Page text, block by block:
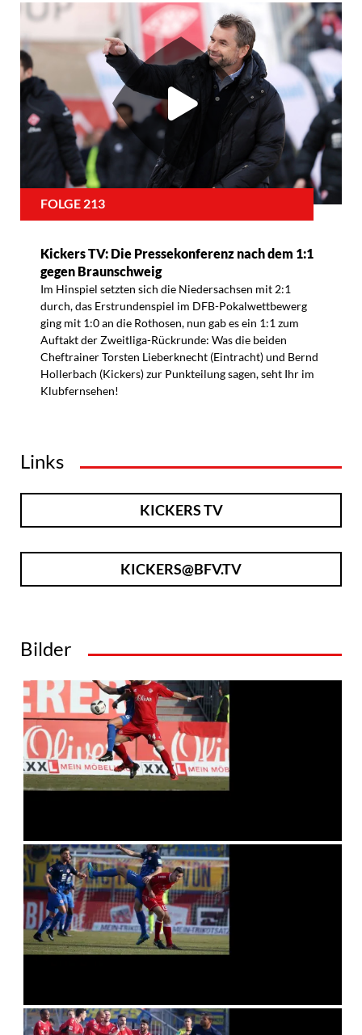
FOLGE 213
Kickers TV: Die Pressekonferenz nach dem 1:1
gegen Braunschweig
Im Hinspiel setzten sich die Niedersachsen mit 2:1
durch, das Erstrundenspiel im DFB-Pokalwettbewerg
ging mit 1:0 an die Rothosen, nun gab es ein 1:1 zum
Auftakt der Zweitliga-Rückrunde: Was die beiden
Cheftrainer Torsten Lieberknecht (Eintracht) und Bernd
Hollerbach (Kickers) zur Punkteilung sagen, seht Ihr im
Klubfernsehen!
Links
KICKERS TV
KICKERS@BFV.TV
Bilder